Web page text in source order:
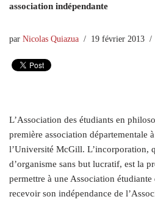
association indépendante
par Nicolas Quiazua 19 février 2013
L’Association des étudiants en
première association départementale
l’Université McGill. L’incorporation,
d’organisme sans but lucratif, est la
permettre à une Association étudiante
recevoir son indépendance de